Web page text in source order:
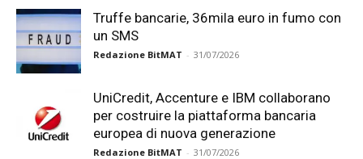
Truffe bancarie, 36mila euro in fumo con
un SMS
Redazione BitMAT - 31/07/2026
UniCredit, Accenture e IBM collaborano
per costruire la piattaforma bancaria
europea di nuova generazione
Redazione BitMAT - 31/07/2026